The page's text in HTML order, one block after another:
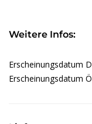
Weitere Infos:
Erscheinungsdatum
Erscheinungsdatum